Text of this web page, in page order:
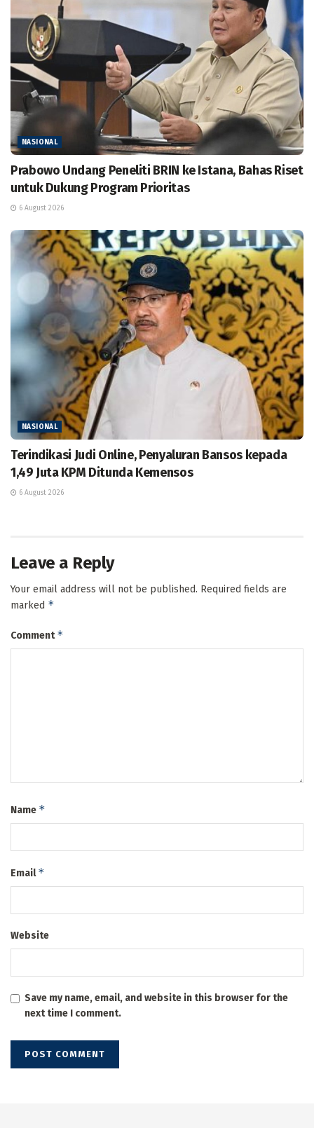
NASIONAL
Prabowo Undang Peneliti BRIN ke Istana, Bahas Riset
untuk Dukung Program Prioritas
6 August 2026
NASIONAL
Terindikasi Judi Online, Penyaluran Bansos kepada
1,49 Juta KPM Ditunda Kemensos
6 August 2026
Leave a Reply
Your email address will not be published. Required fields are
marked *
Comment*
Name *
Email*
Website
Save my name, email, and website in this browser for the
next time I comment.